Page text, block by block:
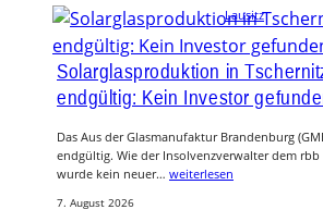
Lausitz
Solarglasproduktion in
endgültig: Kein Investor
Das Aus der Glasmanufaktur Brandenburg
endgültig. Wie der Insolvenzverwalter dem
wurde kein neuer… weiterlesen
7. August 2026